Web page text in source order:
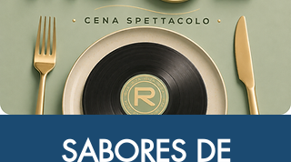
SABORES DE